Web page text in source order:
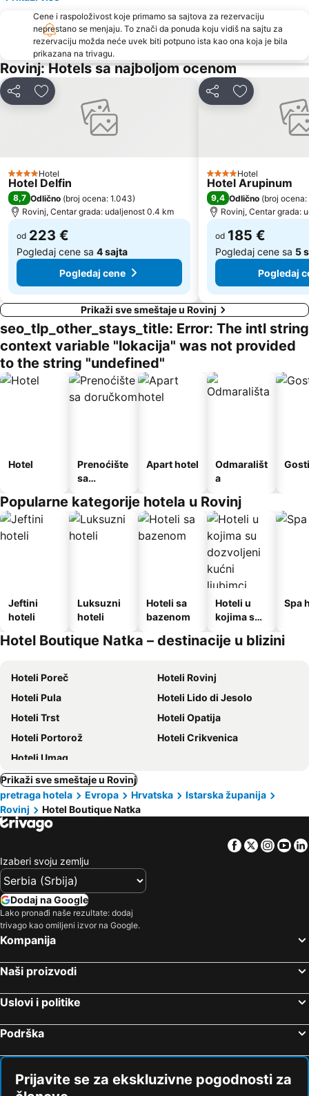
Poreč 24 hours
St. Bernardin
Stand up Comedy by Željko Pervan
Autobusna postaja Pula
Maslinica
Vile Park Bernardin
Koversada
Fisherman's Party
Parentium
Brulo
Galeb AC Solaris
Valeta AC Lanterna
Rose Spa
Cene i raspoloživost koje primamo sa sajtova za rezervaciju
neprestano se menjaju. To znači da ponuda koju vidiš na sajtu za
rezervaciju možda neće uvek biti potpuno ista kao ona koja je bila
prikazana na trivagu.
Rovinj: Hotels sa najboljom ocenom
Deli Dodati u favorite
4 Zvezdice
Hotel
Hotel Delfin
8,7 Odlično (broj ocena: 1.043)
Rovinj, Centar grada: udaljenost 0.4 km
od 223 €
Pogledaj cene sa 4 sajta
Pogledaj cene
Deli Dodati u
4 Zvezdice
Hotel
Hotel Arupinum
9,4 Odlično (broj ocena:
Rovinj, Centar grada:
od 185 €
Pogledaj cene sa 5
Pogledaj
Prikaži sve smeštaje u Rovinj
seo_tlp_other_stays_title: Error: The intl string
context variable "lokacija" was not provided
to the string "undefined"
Hotel
Prenoćište
sa
Apart hotel
Odmarališt
a
Popularne kategorije hotela u Rovinj
Jeftini
hoteli
Luksuzni
hoteli
Hoteli sa
bazenom
Hoteli u
kojima su
kućni
Spa
Hotel Boutique Natka – destinacije u blizini
Hoteli Poreč
Hoteli Rovinj
Hoteli Pula
Hoteli Lido di Jesolo
Hoteli Trst
Hoteli Opatija
Hoteli Portorož
Hoteli Crikvenica
Hoteli Umag
Prikaži sve smeštaje u Rovinj
pretraga hotela
Evropa Hrvatska
Istarska županija
Rovinj
Hotel Boutique Natka
Facebook
Twitter
Izaberi svoju zemlju
Dodaj na Google
Lako pronađi naše rezultate: dodaj
trivago kao omiljeni izvor na Google.
Kompanija
Naši proizvodi
Uslovi i politike
Podrška
Prijavite se za ekskluzivne pogodnosti za